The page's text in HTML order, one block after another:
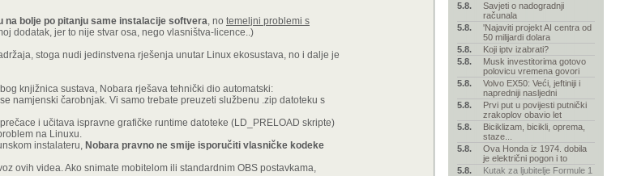
bolje po pitanju same instalacije softvera, no temeljni problemi s
dodatak, jer to nije stvar osa, nego vlasništva-licence..)
stoga nudi jedinstvena rješenja unutar Linux ekosustava, no i dalje je
knjižnica sustava, Nobara rješava tehnički dio automatski:
namjenski čarobnjak. Vi samo trebate preuzeti službenu .zip datoteku s
i učitava ispravne grafičke runtime datoteke (LD_PRELOAD skripte)
na Linuxu.
instalateru, Nobara pravno ne smije isporučiti vlasničke kodeke
ovih videa. Ako snimate mobitelom ili standardnim OBS postavkama,
5.8.
Savjeti o nadogradnji
računala
5.8.
'Najaviti projekt AI centra od
50 milijardi dolara
5.8.
Koji iptv izabrati?
5.8.
Musk investitorima gotovo
polovicu vremena govori
5.8.
Volvo EX50: Veći, jeftiniji i
napredniji nasljedni
5.8.
Prvi put u povijesti putnički
zrakoplov obavio let
5.8.
Biciklizam, bicikli, oprema,
staze...
5.8.
Ova Honda iz 1974. dobila
je električni pogon i to
5.8.
Kutak za ljubitelje Formule 1